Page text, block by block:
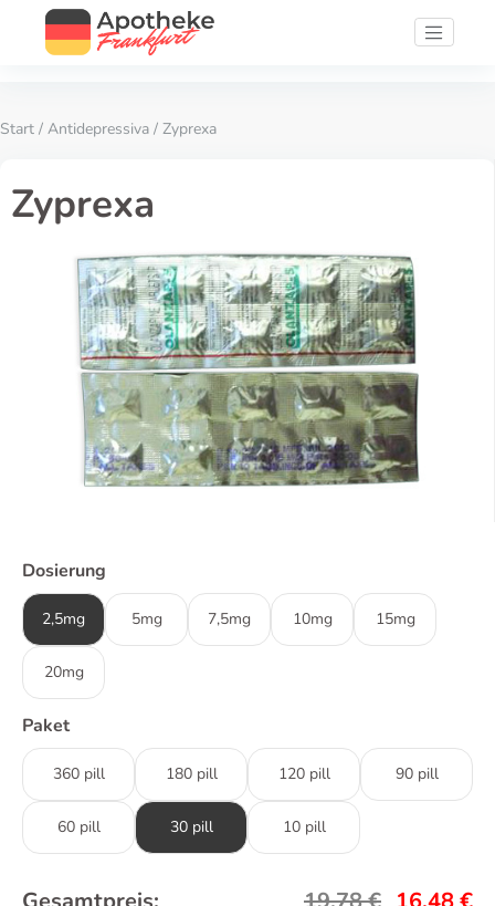
Start / Antidepressiva / Zyprexa
Zyprexa
Dosierung
2,5mg 5mg 7,5mg 10mg 15mg
20mg
Paket
360 pill 180 pill 120 pill 90 pill
60 pill 30 pill 10 pill